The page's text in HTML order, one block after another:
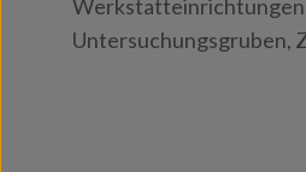
Untersuchungsgruben,